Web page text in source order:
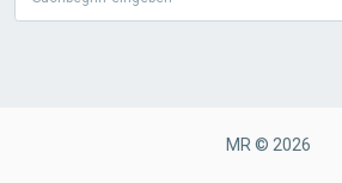
MR © 2026